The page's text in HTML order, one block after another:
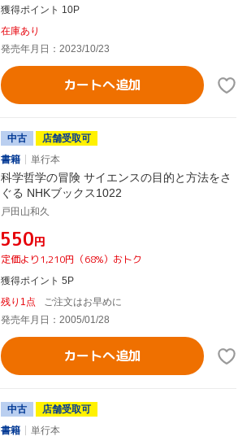
獲得ポイント 10P
在庫あり
発売年月日：2023/10/23
カートへ追加
中古
店舗受取可
書籍
単行本
科学哲学の冒険 サイエンスの目的と方法をさ
ぐる NHKブックス1022
戸田山和久
¥550円
定価より1,210円（68%）おトク
獲得ポイント 5P
残り1点
ご注文はお早めに
発売年月日：2005/01/28
カートへ追加
中古
店舗受取可
書籍
単行本